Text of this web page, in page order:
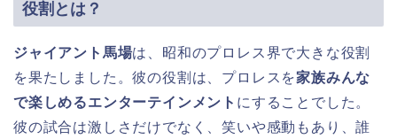
役割とは？
ジャイアント馬場は、昭和のプロレス界で大きな役割
を果たしました。彼の役割は、プロレスを家族みんな
で楽しめるエンターテインメント にすることでした。
彼の試合は激しさだけでなく、笑いや感動もあり、誰